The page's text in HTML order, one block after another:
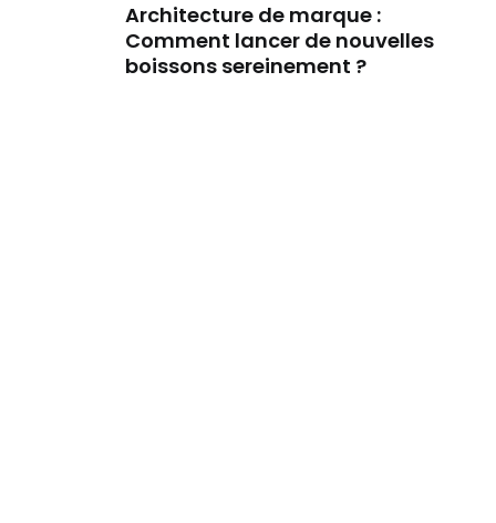
Architecture de marque :
Comment lancer de nouvelles
boissons sereinement ?